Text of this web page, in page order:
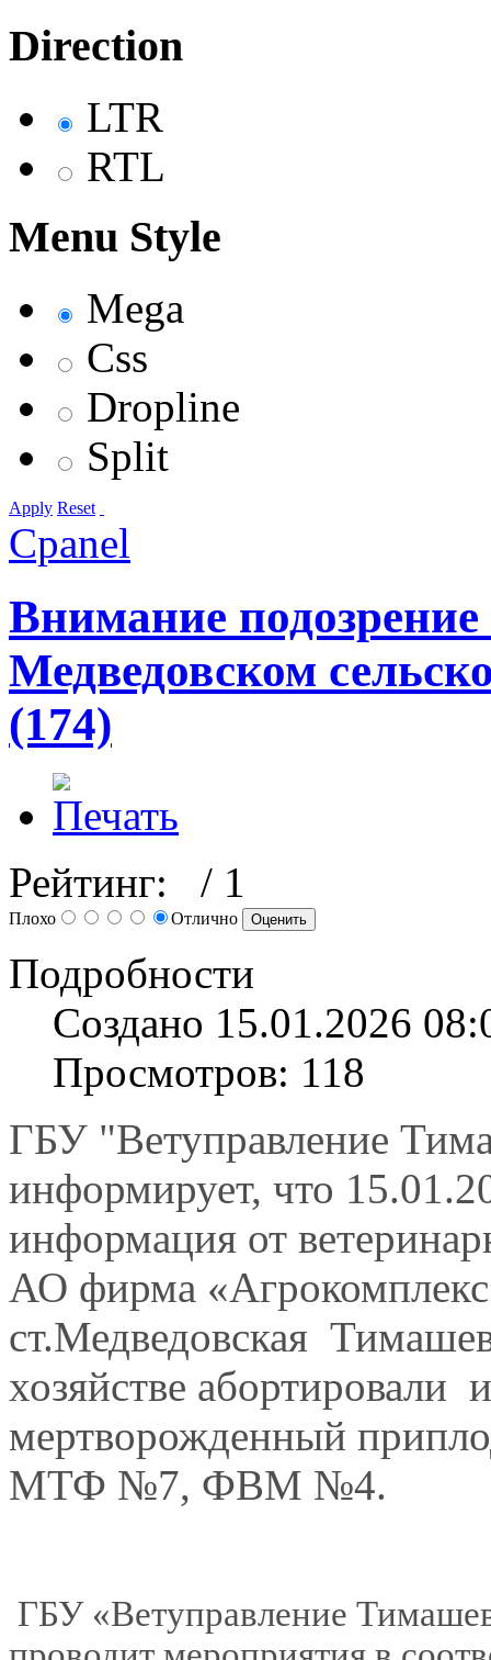
Direction
LTR
RTL
Menu Style
Mega
Css
Dropline
Split
Apply Reset
Cpanel
Внимание подозрение
Медведовском
(174)
Рейтинг: / 1
Плохо Отлично
Подробности
Создано 15.01.2026
Просмотров: 118
ГБУ "Ветуправление
информирует, что
информация от
АО фирма
ст.Медведовская
хозяйстве абортировали
мертворожденный
МТФ №7, ФВМ №4.
ГБУ «Ветуправление